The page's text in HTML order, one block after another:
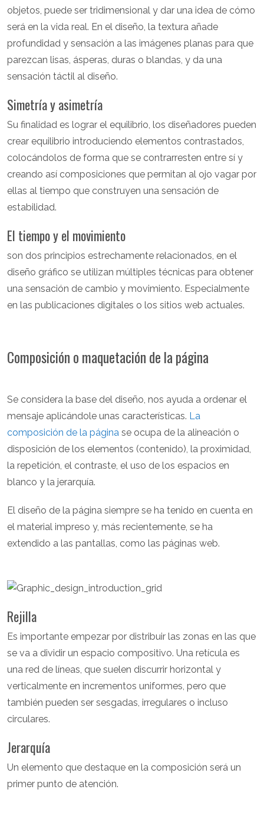
objetos, puede ser tridimensional y dar una idea de cómo
será en la vida real. En el diseño, la textura añade
profundidad y sensación a las imágenes planas para que
parezcan lisas, ásperas, duras o blandas, y da una
sensación táctil al diseño.
Simetría y asimetría
Su finalidad es lograr el equilibrio, los diseñadores pueden
crear equilibrio introduciendo elementos contrastados,
colocándolos de forma que se contrarresten entre sí y
creando así composiciones que permitan al ojo vagar por
ellas al tiempo que construyen una sensación de
estabilidad.
El tiempo y el movimiento
son dos principios estrechamente relacionados, en el
diseño gráfico se utilizan múltiples técnicas para obtener
una sensación de cambio y movimiento. Especialmente
en las publicaciones digitales o los sitios web actuales.
Composición o maquetación de la página
Se considera la base del diseño, nos ayuda a ordenar el
mensaje aplicándole unas características. La
composición de la página se ocupa de la alineación o
disposición de los elementos (contenido), la proximidad,
la repetición, el contraste, el uso de los espacios en
blanco y la jerarquía.
El diseño de la página siempre se ha tenido en cuenta en
el material impreso y, más recientemente, se ha
extendido a las pantallas, como las páginas web.
Rejilla
Es importante empezar por distribuir las zonas en las que
se va a dividir un espacio compositivo. Una retícula es
una red de líneas, que suelen discurrir horizontal y
verticalmente en incrementos uniformes, pero que
también pueden ser sesgadas, irregulares o incluso
circulares.
Jerarquía
Un elemento que destaque en la composición será un
primer punto de atención.